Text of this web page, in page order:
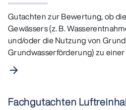
Gutachten zur Bewertung, ob
Gewässers (z. B.
und/oder die Nutzung von
Grundwasserförderung) zu
Verschlechterung des Zustands…
arrow_forward
Fachgutachten